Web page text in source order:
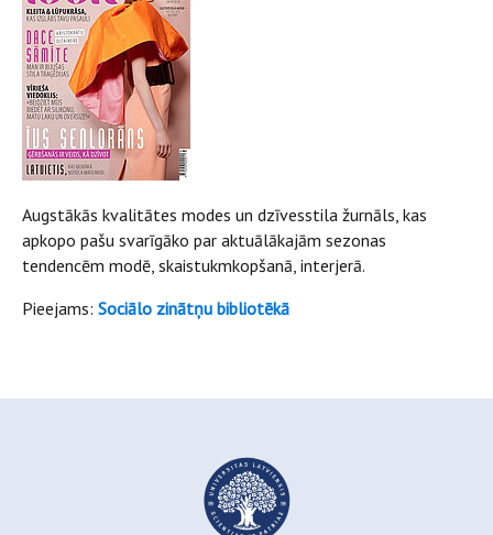
Augstākās kvalitātes modes un dzīvesstila žurnāls, kas
apkopo pašu svarīgāko par aktuālākajām sezonas
tendencēm modē, skaistukmkopšanā, interjerā.
Pieejams: Sociālo zinātņu bibliotēkā